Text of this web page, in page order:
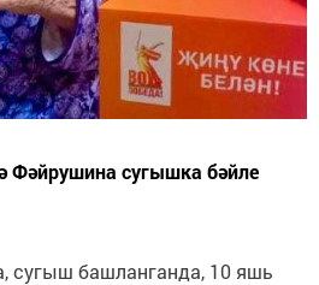
Фәйрушина сугышка бәйле
сугыш башланганда, 10 яшь